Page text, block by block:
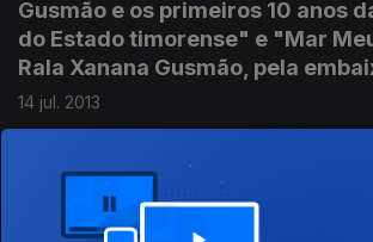
Gusmão e os primeiros 10 anos
do Estado timorense" e "Mar
Rala Xanana Gusmão, pela
14 jul. 2013
Ciclo "Tertulia Diplomática" -
Castro convida Célia Belim e